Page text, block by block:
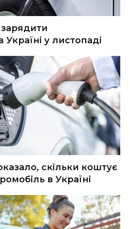
у листопаді
скільки коштує
в Україні